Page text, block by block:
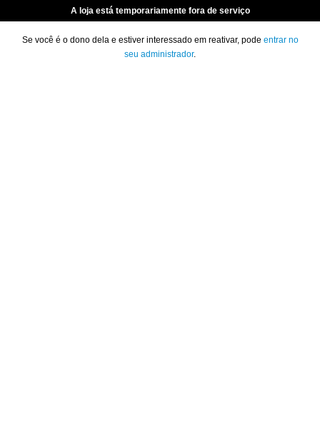
A loja está temporariamente fora de serviço
Se você é o dono dela e estiver interessado em reativar, pode entrar no
seu administrador.